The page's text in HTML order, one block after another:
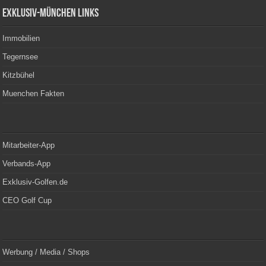
Exklusiv-München Links
Immobilien
Tegernsee
Kitzbühel
Muenchen Fakten
Mitarbeiter-App
Verbands-App
Exklusiv-Golfen.de
CEO Golf Cup
Werbung / Media / Shops